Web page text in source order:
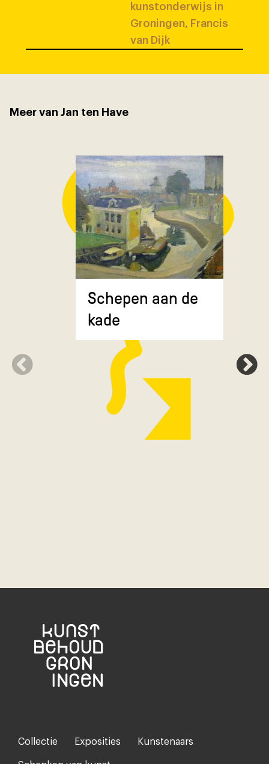
kunstonderwijs in
Groningen, Francis
van Dijk
Meer van Jan ten Have
Schepen aan de
kade
Footer-
menu
Collectie Exposities Kunstenaars